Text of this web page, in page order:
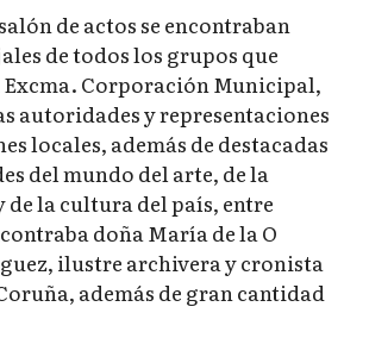
de actos se encontraban
de todos los grupos que
Corporación Municipal,
autoridades y representaciones
locales, además de destacadas
del mundo del arte, de la
la cultura del país, entre
doña María de la O
ilustre archivera y cronista
además de gran cantidad